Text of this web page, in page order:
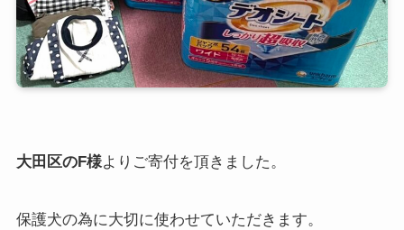
大田区のF様よりご寄付を頂きました。
保護犬の為に大切に使わせていただきます。